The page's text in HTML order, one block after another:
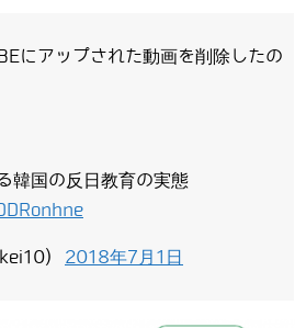
にアップされた動画を削除したの
韓国の反日教育の実態
2018年7月1日